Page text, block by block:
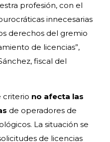
profesión, con el
innecesarias
derechos del gremio
de licencias”,
fiscal del
criterio no afecta las
de operadores de
La situación se
de licencias